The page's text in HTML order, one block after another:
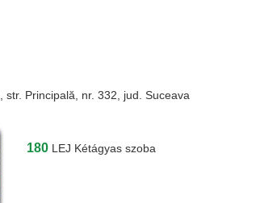
, str. Principală, nr. 332 , jud. Suceava
180 LEJ Kétágyas szoba